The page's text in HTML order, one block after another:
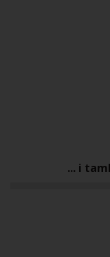
... i